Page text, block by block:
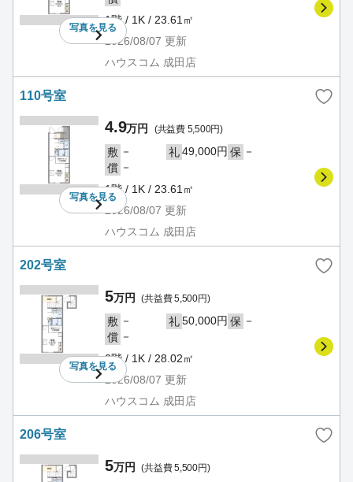
写真を見る
1階 / 1K / 23.61㎡
2026/08/07 更新
ハウスコム 成田店
110号室
写真を見る
4.9万円 (共益費 5,500円)
敷 － 礼49,000円 保 －
償 －
1階 / 1K / 23.61㎡
2026/08/07 更新
ハウスコム 成田店
202号室
写真を見る
5万円 (共益費 5,500円)
敷 － 礼50,000円 保 －
償 －
2階 / 1K / 28.02㎡
2026/08/07 更新
ハウスコム 成田店
206号室
5万円 (共益費 5,500円)